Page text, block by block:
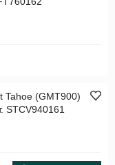
STCV940161